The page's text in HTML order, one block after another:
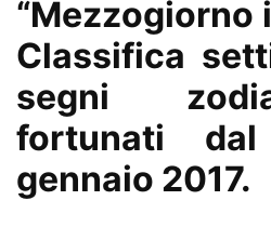
“Mezzogiorno
Classifica
segni
fortunati
gennaio 2017.